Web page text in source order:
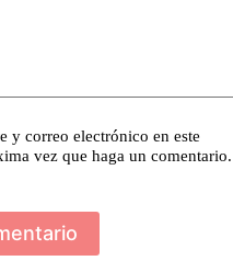
y correo electrónico en este
vez que haga un comentario.